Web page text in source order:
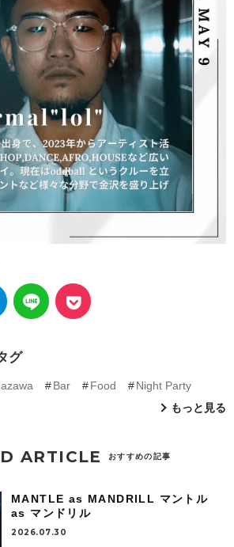
グ
Bar Food
Night Party
もっと見る
ARTICLE おすすめの記事
MANTLE as MANDRILL マントル
as マンドリル
2026.07.30